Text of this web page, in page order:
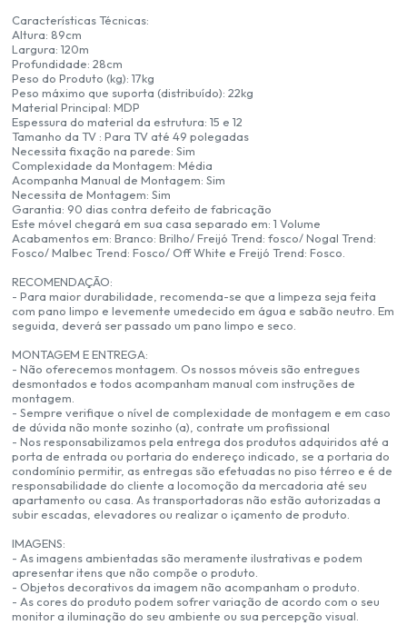
Características Técnicas:
Altura: 89cm
Largura: 120m
Profundidade: 28cm
Peso do Produto (kg): 17kg
Peso máximo que suporta (distribuído): 22kg
Material Principal: MDP
Espessura do material da estrutura: 15 e 12
Tamanho da TV : Para TV até 49 polegadas
Necessita fixação na parede: Sim
Complexidade da Montagem: Média
Acompanha Manual de Montagem: Sim
Necessita de Montagem: Sim
Garantia: 90 dias contra defeito de fabricação
Este móvel chegará em sua casa separado em: 1 Volume
Acabamentos em: Branco: Brilho/ Freijó Trend: fosco/ Nogal Trend:
Fosco/ Malbec Trend: Fosco/ Off White e Freijó Trend: Fosco.
RECOMENDAÇÃO:
- Para maior durabilidade, recomenda-se que a limpeza seja feita
com pano limpo e levemente umedecido em água e sabão neutro. Em
seguida, deverá ser passado um pano limpo e seco.
MONTAGEM E ENTREGA:
- Não oferecemos montagem. Os nossos móveis são entregues
desmontados e todos acompanham manual com instruções de
montagem.
- Sempre verifique o nível de complexidade de montagem e em caso
de dúvida não monte sozinho (a), contrate um profissional
- Nos responsabilizamos pela entrega dos produtos adquiridos até a
porta de entrada ou portaria do endereço indicado, se a portaria do
condomínio permitir, as entregas são efetuadas no piso térreo e é de
responsabilidade do cliente a locomoção da mercadoria até seu
apartamento ou casa. As transportadoras não estão autorizadas a
subir escadas, elevadores ou realizar o içamento de produto.
IMAGENS:
- As imagens ambientadas são meramente ilustrativas e podem
apresentar itens que não compõe o produto.
- Objetos decorativos da imagem não acompanham o produto.
- As cores do produto podem sofrer variação de acordo com o seu
monitor a iluminação do seu ambiente ou sua percepção visual.